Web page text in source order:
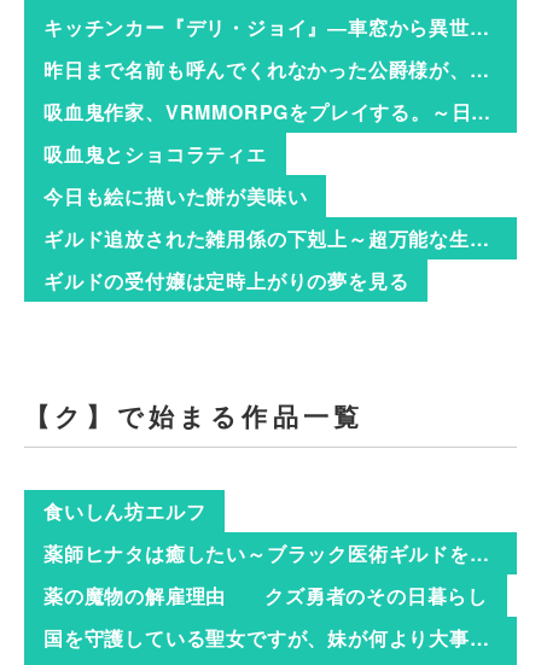
キッチンカー『デリ・ジョイ』―車窓から異世界へ美味いもの密輸販売中！―
昨日まで名前も呼んでくれなかった公爵様が、急に溺愛してくるのですが？
吸血鬼作家、VRMMORPGをプレイする。～日光浴と料理を満喫していたら、いつの間にか有名配信者になっていたけど、配信なんてした覚えがありません～
吸血鬼とショコラティエ
今日も絵に描いた餅が美味い
ギルド追放された雑用係の下剋上～超万能な生活スキルで世界最強～
ギルドの受付嬢は定時上がりの夢を見る
【ク】で始まる作品一覧
食いしん坊エルフ
薬師ヒナタは癒したい～ブラック医術ギルドを追放されたポーション師は商業ギルドで才能を開花させる～
薬の魔物の解雇理由
クズ勇者のその日暮らし
国を守護している聖女ですが、妹が何より大事です～妹を泣かせる奴は拳で分からせます～